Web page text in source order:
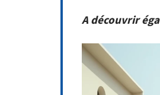
A découvrir